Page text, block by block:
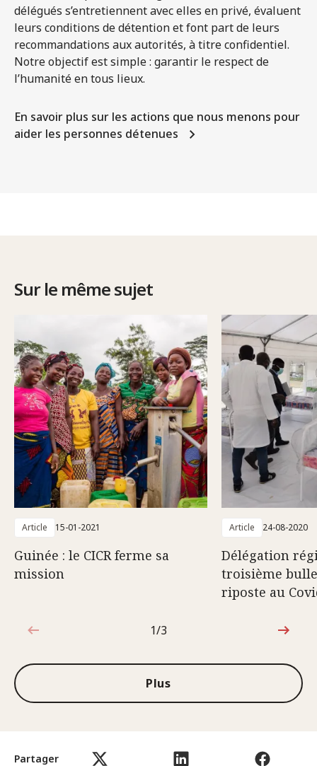
Partager
délégués s’entretiennent avec elles en privé, évaluent
leurs conditions de détention et font part de leurs
recommandations aux autorités, à titre confidentiel.
Notre objectif est simple : garantir le respect de
l’humanité en tous lieux.
En savoir plus sur les actions que nous menons pour
aider les personnes détenues
Sur le même sujet
Article 15-01-2021
Guinée : le CICR ferme sa
mission
Article 24-08-2020
Délégation
troisième
riposte au
1sur3
1/3
Plus